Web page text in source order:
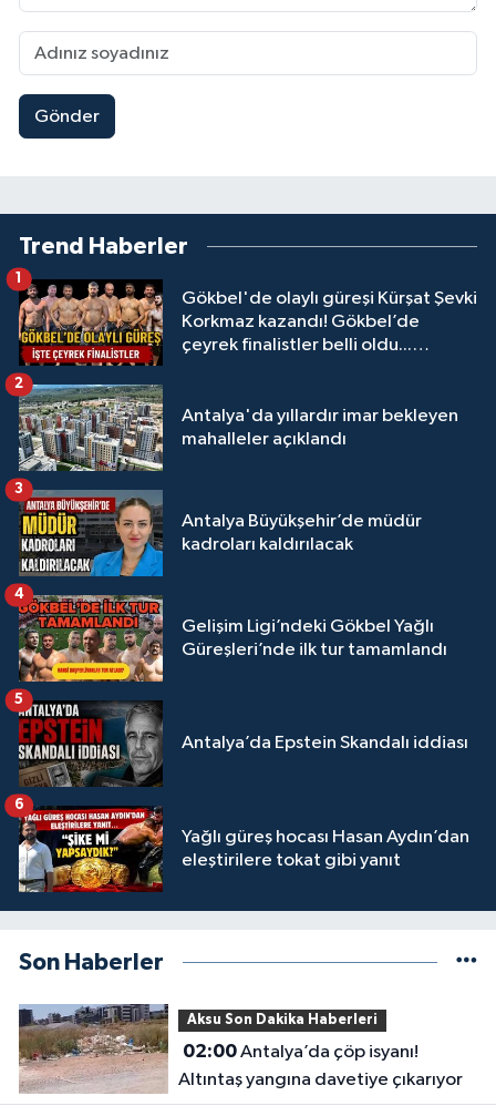
Gönder
Trend Haberler
Gökbel'de olaylı güreşi Kürşat Şevki
Korkmaz kazandı! Gökbel’de
çeyrek finalistler belli oldu...
1
Antalya'da yıllardır imar bekleyen
mahalleler açıklandı
2
Antalya Büyükşehir’de müdür
kadroları kaldırılacak
3
Gelişim Ligi’ndeki Gökbel Yağlı
Güreşleri’nde ilk tur tamamlandı
4
Antalya’da Epstein Skandalı iddiası
5
Yağlı güreş hocası Hasan Aydın’dan
eleştirilere tokat gibi yanıt
6
Son Haberler
Aksu Son Dakika Haberleri
02:00Antalya’da çöp isyanı!
Altıntaş yangına davetiye çıkarıyor